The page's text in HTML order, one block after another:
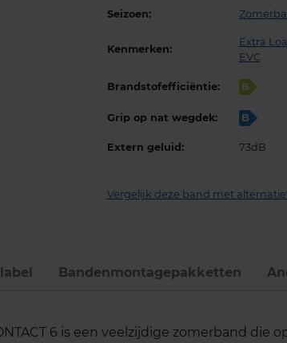
Seizoen:
Kenmerken:
Extra
EVC
Brandstofefficiëntie: B
Grip op nat wegdek: B
Extern geluid: 73dB
Vergelijk deze band met
Bandenmontage­pakketten
6 is een veelzijdige zomerband die